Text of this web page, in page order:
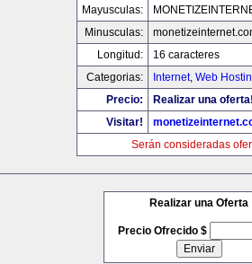
Mayusculas:
Minusculas:
Longitud:
16 caracteres
Categorias:
Internet, Web
Precio:
Realizar una
Visitar!
Serán consideradas
Realizar una Oferta
Precio Ofrecido $